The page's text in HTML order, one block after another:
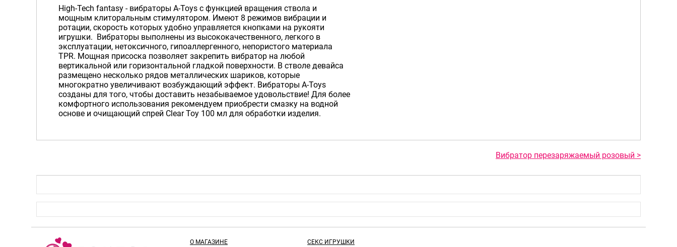
High-Tech fantasy - вибраторы A-Toys с функцией вращения ствола и
мощным клиторальным стимулятором. Имеют 8 режимов вибрации и
ротации, скорость которых удобно управляется кнопками на рукояти
игрушки. Вибраторы выполнены из высококачественного, легкого в
эксплуатации, нетоксичного, гипоаллергенного, непористого материала
TPR. Мощная присоска позволяет закрепить вибратор на любой
вертикальной или горизонтальной гладкой поверхности. В стволе девайса
размещено несколько рядов металлических шариков, которые
многократно увеличивают возбуждающий эффект. Вибраторы A-Toys
созданы для того, чтобы доставить незабываемое удовольствие! Для более
комфортного использования рекомендуем приобрести смазку на водной
основе и очищающий спрей Clear Toy 100 мл для обработки изделия.
Вибратор перезаряжаемый розовый >
О МАГАЗИНЕ
СЕКС ИГРУШКИ